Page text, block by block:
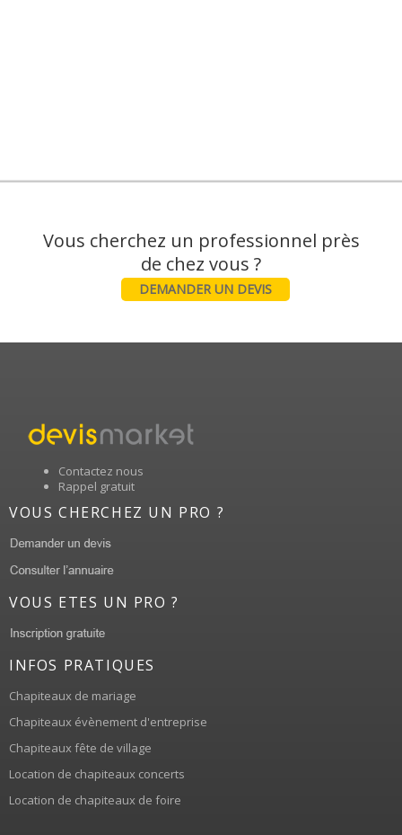
Vous cherchez un professionnel près
DEMANDER UN DEVIS
Contactez nous
Rappel gratuit
VOUS CHERCHEZ UN PRO ?
VOUS ETES UN PRO ?
INFOS PRATIQUES
Chapiteaux de mariage
Chapiteaux évènement d'entreprise
Chapiteaux fête de village
Location de chapiteaux concerts
Location de chapiteaux de foire